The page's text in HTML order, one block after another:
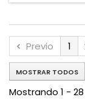
Previo 1
MOSTRAR TODOS
Mostrando 1 -